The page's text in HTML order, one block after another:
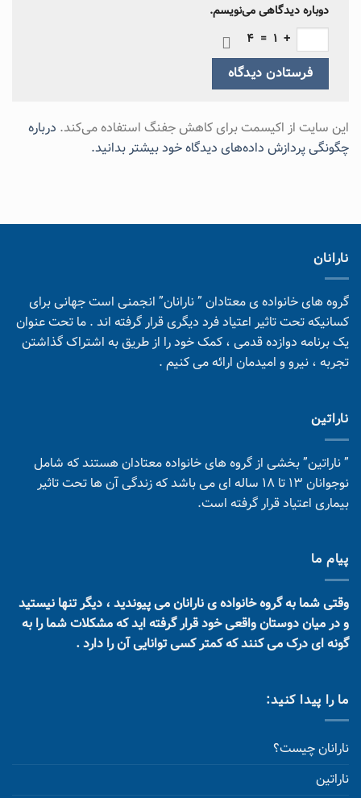
دوباره دیدگاهی می‌نویسم.
+
1
=
4
این سایت از اکیسمت برای کاهش جفنگ استفاده می‌کند. درباره
چگونگی پردازش داده‌های دیدگاه خود بیشتر بدانید.
نارانان
گروه های خانواده ی معتادان ” نارانان” انجمنی است جهانی برای
کسانیکه تحت تاثیر اعتیاد فرد دیگری قرار گرفته اند . ما تحت عنوان
یک برنامه دوازده قدمی ، کمک خود را از طریق به اشتراک گذاشتن
تجربه ، نیرو و امیدمان ارائه می کنیم .
ناراتین
” ناراتین” بخشی از گروه های خانواده معتادان هستند که شامل
نوجوانان 13 تا 18 ساله ای می باشد که زندگی آن ها تحت تاثیر
بیماری اعتیاد قرار گرفته است.
پیام ما
وقتی شما به گروه خانواده ی نارانان می پیوندید ، دیگر تنها نیستید
و در میان دوستان واقعی خود قرار گرفته اید که مشکلات شما را به
گونه ای درک می کنند که کمتر کسی توانایی آن را دارد .
ما را پیدا کنید:
نارانان چیست؟
ناراتین